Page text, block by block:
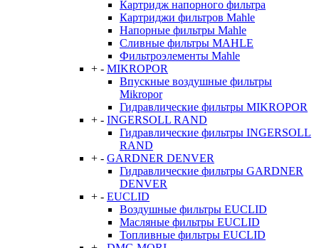
Картридж напорного фильтра
Картриджи фильтров Mahle
Напорные фильтры Mahle
Сливные фильтры MAHLE
Фильтроэлементы Mahle
+ - MIKROPOR
Впускные воздушные фильтры
Mikropor
Гидравлические фильтры MIKROPOR
+ - INGERSOLL RAND
Гидравлические фильтры INGERSOLL
RAND
+ - GARDNER DENVER
Гидравлические фильтры GARDNER
DENVER
+ - EUCLID
Воздушные фильтры EUCLID
Масляные фильтры EUCLID
Топливные фильтры EUCLID